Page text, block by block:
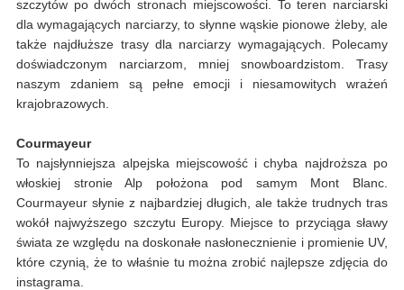
szczytów po dwóch stronach miejscowości. To teren narciarski
dla wymagających narciarzy, to słynne wąskie pionowe żleby, ale
także najdłuższe trasy dla narciarzy wymagających. Polecamy
doświadczonym narciarzom, mniej snowboardzistom. Trasy
naszym zdaniem są pełne emocji i niesamowitych wrażeń
krajobrazowych.
Courmayeur
To najsłynniejsza alpejska miejscowość i chyba najdroższa po
włoskiej stronie Alp położona pod samym Mont Blanc.
Courmayeur słynie z najbardziej długich, ale także trudnych tras
wokół najwyższego szczytu Europy. Miejsce to przyciąga sławy
świata ze względu na doskonałe nasłonecznienie i promienie UV,
które czynią, że to właśnie tu można zrobić najlepsze zdjęcia do
instagrama.